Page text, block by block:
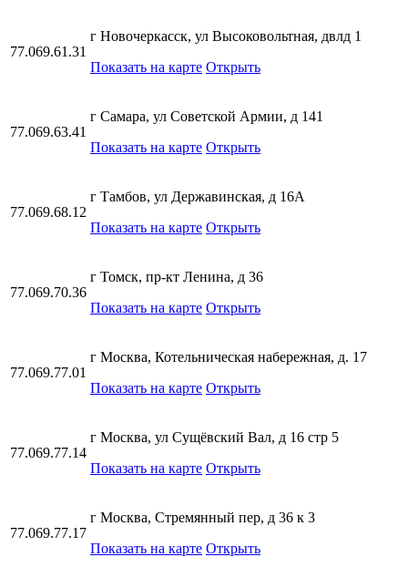
77.069.61.31
г Новочеркасск, ул Высоковольтная, двлд 1
Показать на карте Открыть
77.069.63.41
г Самара, ул Советской Армии, д 141
Показать на карте Открыть
77.069.68.12
г Тамбов, ул Державинская, д 16А
Показать на карте Открыть
77.069.70.36
г Томск, пр-кт Ленина, д 36
Показать на карте Открыть
77.069.77.01
г Москва, Котельническая набережная, д. 17
Показать на карте Открыть
77.069.77.14
г Москва, ул Сущёвский Вал, д 16 стр 5
Показать на карте Открыть
77.069.77.17
г Москва, Стремянный пер, д 36 к 3
Показать на карте Открыть